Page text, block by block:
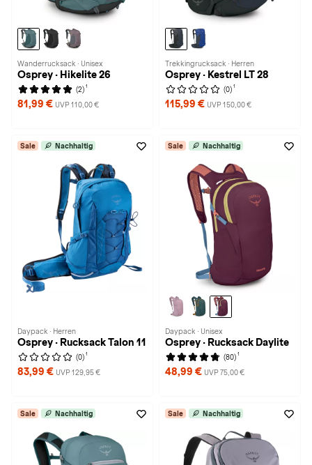
Wanderrucksack · Unisex
Osprey · Hikelite 26
(2) 1
81,99 € UVP 110,00 €
Trekkingrucksack · Herren
Osprey · Kestrel LT 28
(0) 1
115,99 € UVP 150,00 €
Sale Nachhaltig
Daypack · Herren
Osprey · Rucksack Talon 11
(0) 1
83,99 € UVP 129,95 €
Sale Nachhaltig
Daypack · Unisex
Osprey · Rucksack Daylite
(80) 1
48,99 € UVP 75,00 €
Sale Nachhaltig Sale Nachhaltig